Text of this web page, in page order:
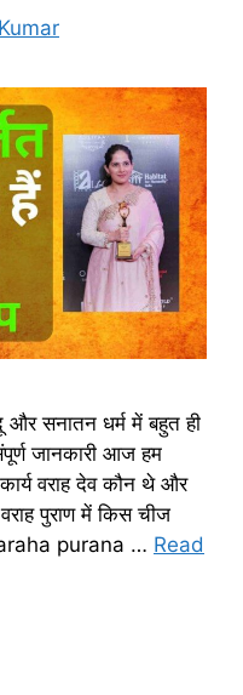
और सनातन धर्म में बहुत ही
जानकारी आज हम
वराह देव कौन थे और
पुराण में किस चीज
purana … Read